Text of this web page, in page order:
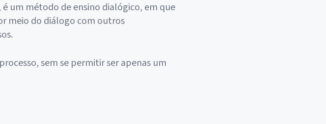
um método de ensino dialógico, em que
meio do diálogo com outros
sem se permitir ser apenas um